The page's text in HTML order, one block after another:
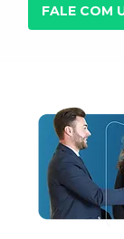
FALE COM